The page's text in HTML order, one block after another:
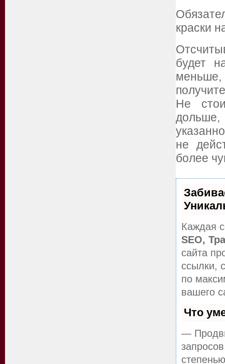
краски
будет
Не
не
более
Каждая
SEO,
сайта
ссылки,
по
вашего
Что
—